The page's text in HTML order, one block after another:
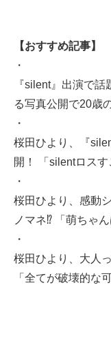
【おすすめ記事】
・
『silent』出演で
る写真公開で20歳
・
桜田ひより、『
開！ 「silentロス
・
桜田ひより、感動
ノマネ⁉ 「萌ちゃ
・
桜田ひより、大人
「全てが破壊的な